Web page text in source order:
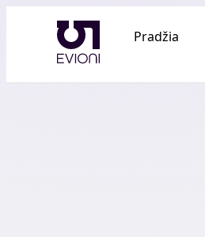
Pradžia